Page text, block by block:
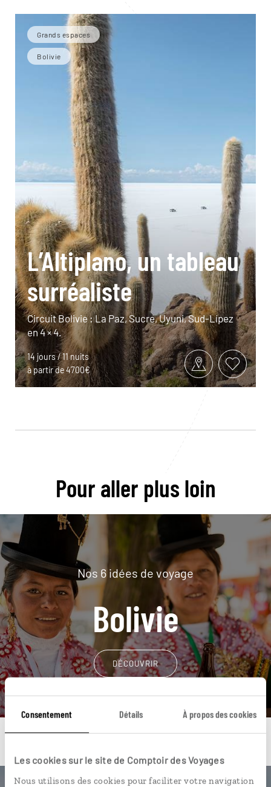
Consentement Détails À propos des cookies
Les cookies sur le site de Comptoir des Voyages
Nous utilisons des cookies pour faciliter votre navigation
Grands espaces
Bolivie
L’Altiplano, un tableau
surréaliste
Circuit Bolivie : La Paz, Sucre, Uyuni, Sud-Lípez
en 4 × 4.
14 jours / 11 nuits
à partir de 4700€
Pour aller plus loin
Nos 6 idées de voyage
Bolivie
DÉCOUVRIR